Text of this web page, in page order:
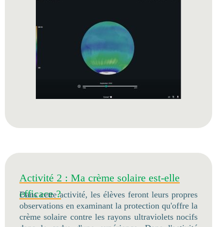
Activité 2 : Ma crème solaire est-elle
efficace ?
Dans cette activité, les élèves feront leurs propres
observations en examinant la protection qu'offre la
crème solaire contre les rayons ultraviolets nocifs